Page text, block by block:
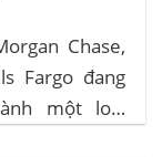
Chase,
Fargo đang
một loại